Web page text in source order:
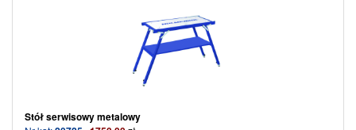
Stół serwisowymetalowy